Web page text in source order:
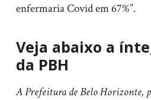
enfermaria Covid em 67%”.
Veja abaixo a
da PBH
A Prefeitura de Belo Horizonte,